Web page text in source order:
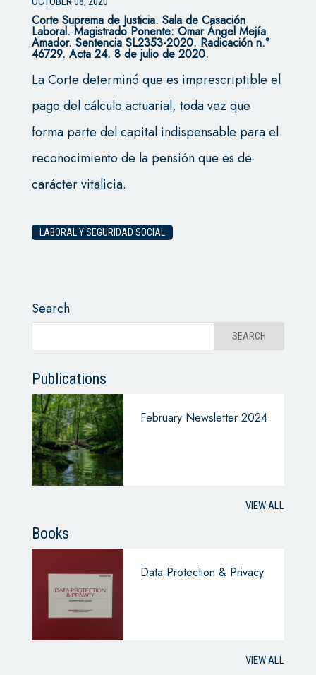
Corte Suprema de Justicia. Sala de Casación
Laboral. Magistrado Ponente: Omar Ángel Mejía
Amador. Sentencia SL2353-2020. Radicación n.°
46729. Acta 24. 8 de julio de 2020.
La Corte determinó que es imprescriptible el
pago del cálculo actuarial, toda vez que
forma parte del capital indispensable para el
reconocimiento de la pensión que es de
carácter vitalicia.
LABORAL Y SEGURIDAD SOCIAL
Search
Publications
February Newsletter 2024
VIEW ALL
Books
Data Protection & Privacy
VIEW ALL